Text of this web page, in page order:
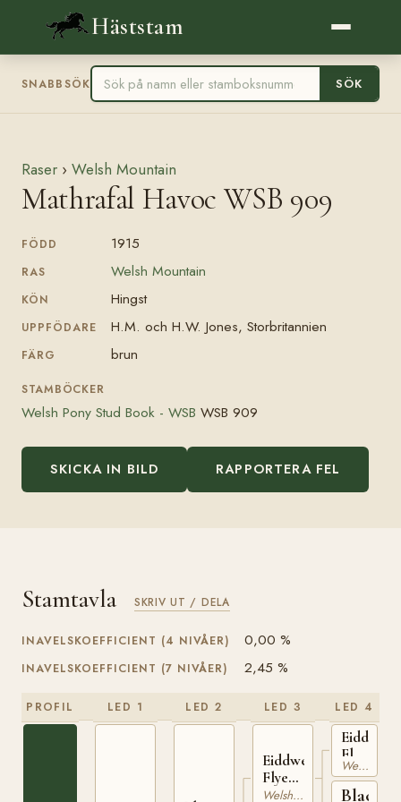
Häststam
SNABBSÖK SÖK
Raser › Welsh Mountain
Mathrafal Havoc WSB 909
FÖDD 1915
RAS Welsh Mountain
KÖN Hingst
UPPFÖDARE H.M. och H.W. Jones, Storbritannien
FÄRG brun
STAMBÖCKER
Welsh Pony Stud Book - WSB WSB 909
SKICKA IN BILD RAPPORTERA FEL
Stamtavla SKRIV UT / DELA
INAVELSKOEFFICIENT (4 NIVÅER) 0,00 %
INAVELSKOEFFICIENT (7 NIVÅER) 2,45 %
PROFIL LED 1 LED 2 LED 3
Eiddwen
Flyer
II
Welshponny
LED 4
Eiddwen
Flyer
WSB
421
Welsh Cob
Black